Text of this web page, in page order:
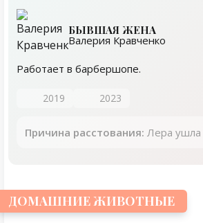
БЫВШАЯ ЖЕНА
Валерия Кравченко
Работает в барбершопе.
2019 2023
Причина расстования: Лера ушла
ДОМАШНИЕ ЖИВОТНЫЕ